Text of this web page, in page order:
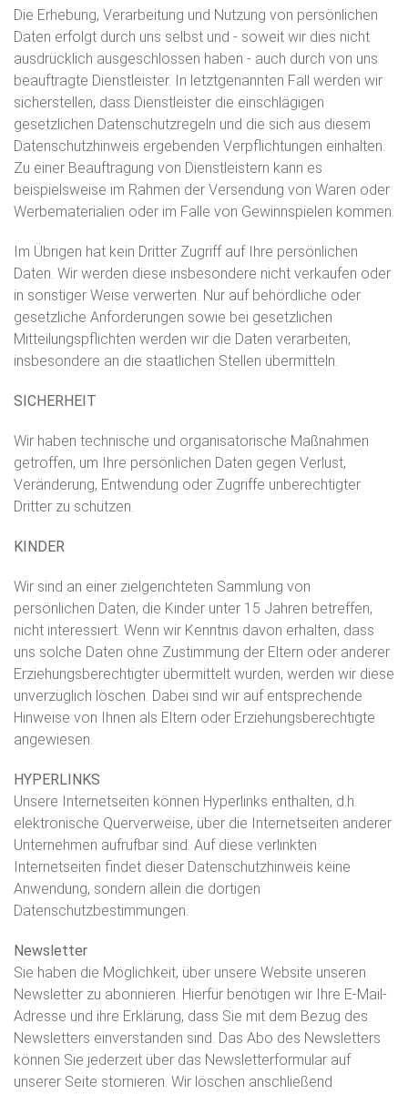
Die Erhebung, Verarbeitung und Nutzung von persönlichen
Daten erfolgt durch uns selbst und - soweit wir dies nicht
ausdrücklich ausgeschlossen haben - auch durch von uns
beauftragte Dienstleister. In letztgenannten Fall werden wir
sicherstellen, dass Dienstleister die einschlägigen
gesetzlichen Datenschutzregeln und die sich aus diesem
Datenschutzhinweis ergebenden Verpflichtungen einhalten.
Zu einer Beauftragung von Dienstleistern kann es
beispielsweise im Rahmen der Versendung von Waren oder
Werbematerialien oder im Falle von Gewinnspielen kommen.
Im Übrigen hat kein Dritter Zugriff auf Ihre persönlichen
Daten. Wir werden diese insbesondere nicht verkaufen oder
in sonstiger Weise verwerten. Nur auf behördliche oder
gesetzliche Anforderungen sowie bei gesetzlichen
Mitteilungspflichten werden wir die Daten verarbeiten,
insbesondere an die staatlichen Stellen übermitteln.
SICHERHEIT
Wir haben technische und organisatorische Maßnahmen
getroffen, um Ihre persönlichen Daten gegen Verlust,
Veränderung, Entwendung oder Zugriffe unberechtigter
Dritter zu schützen.
KINDER
Wir sind an einer zielgerichteten Sammlung von
persönlichen Daten, die Kinder unter 15 Jahren betreffen,
nicht interessiert. Wenn wir Kenntnis davon erhalten, dass
uns solche Daten ohne Zustimmung der Eltern oder anderer
Erziehungsberechtigter übermittelt wurden, werden wir diese
unverzüglich löschen. Dabei sind wir auf entsprechende
Hinweise von Ihnen als Eltern oder Erziehungsberechtigte
angewiesen.
HYPERLINKS
Unsere Internetseiten können Hyperlinks enthalten, d.h.
elektronische Querverweise, über die Internetseiten anderer
Unternehmen aufrufbar sind. Auf diese verlinkten
Internetseiten findet dieser Datenschutzhinweis keine
Anwendung, sondern allein die dortigen
Datenschutzbestimmungen.
Newsletter
Sie haben die Möglichkeit, über unsere Website unseren
Newsletter zu abonnieren. Hierfür benötigen wir Ihre E-Mail-
Adresse und ihre Erklärung, dass Sie mit dem Bezug des
Newsletters einverstanden sind. Das Abo des Newsletters
können Sie jederzeit über das Newsletterformular auf
unserer Seite stornieren. Wir löschen anschließend